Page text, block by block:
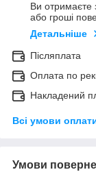
Ви отримаєте
або гроші
Детальніше
Післяплата
Оплата по
Накладений
Всі умови
Умови